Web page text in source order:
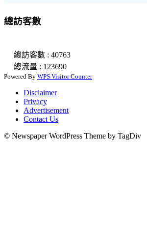
總訪客數
總訪客數 : 40763
總流量 : 123690
Powered By WPS Visitor Counter
Disclaimer
Privacy
Advertisement
Contact Us
© Newspaper WordPress Theme by TagDiv